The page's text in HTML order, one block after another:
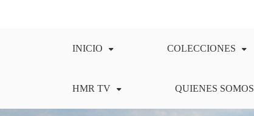
INICIO COLECCIONES
HMR TV QUIENES SOMOS